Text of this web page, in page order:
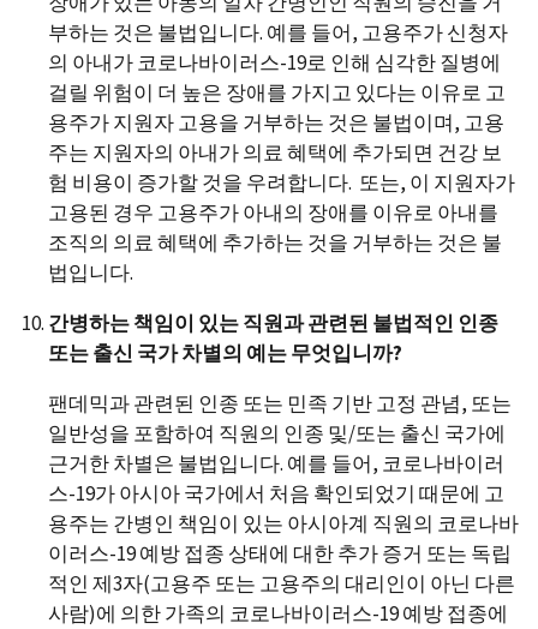
부하는 것은 불법입니다. 예를 들어, 고용주가 신청자
의 아내가 코로나바이러스-19로 인해 심각한 질병에
걸릴 위험이 더 높은 장애를 가지고 있다는 이유로 고
용주가 지원자 고용을 거부하는 것은 불법이며, 고용
주는 지원자의 아내가 의료 혜택에 추가되면 건강 보
험 비용이 증가할 것을 우려합니다. 또는, 이 지원자가
고용된 경우 고용주가 아내의 장애를 이유로 아내를
조직의 의료 혜택에 추가하는 것을 거부하는 것은 불
법입니다.
간병하는 책임이 있는 직원과 관련된 불법적인 인종
또는 출신 국가 차별의 예는 무엇입니까?
팬데믹과 관련된 인종 또는 민족 기반 고정 관념, 또는
일반성을 포함하여 직원의 인종 및/또는 출신 국가에
근거한 차별은 불법입니다. 예를 들어, 코로나바이러
스-19가 아시아 국가에서 처음 확인되었기 때문에 고
용주는 간병인 책임이 있는 아시아계 직원의 코로나바
이러스-19 예방 접종 상태에 대한 추가 증거 또는 독립
적인 제3자(고용주 또는 고용주의 대리인이 아닌 다른
사람)에 의한 가족의 코로나바이러스-19 예방 접종에